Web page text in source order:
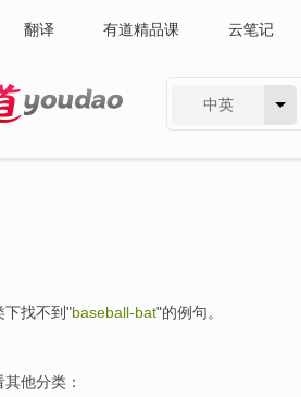
翻译 有道精品课 云笔记
中英
下找不到"baseball-bat"的例句。
他分类：